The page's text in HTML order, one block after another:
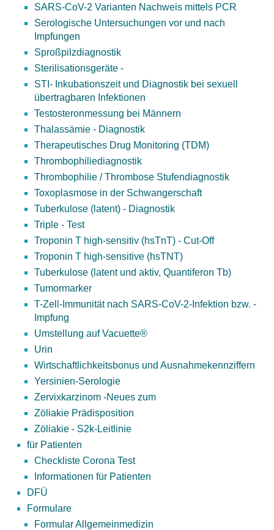
SARS-CoV-2 Varianten Nachweis mittels PCR
Serologische Untersuchungen vor und nach
Impfungen
Sproßpilzdiagnostik
Sterilisationsgeräte -
STI- Inkubationszeit und Diagnostik bei sexuell
übertragbaren Infektionen
Testosteronmessung bei Männern
Thalassämie - Diagnostik
Therapeutisches Drug Monitoring (TDM)
Thrombophiliediagnostik
Thrombophilie / Thrombose Stufendiagnostik
Toxoplasmose in der Schwangerschaft
Tuberkulose (latent) - Diagnostik
Triple - Test
Troponin T high-sensitiv (hsTnT) - Cut-Off
Troponin T high-sensitive (hsTNT)
Tuberkulose (latent und aktiv, Quantiferon Tb)
Tumormarker
T-Zell-Immunität nach SARS-CoV-2-Infektion bzw. -
Impfung
Umstellung auf Vacuette®
Urin
Wirtschaftlichkeitsbonus und Ausnahmekennziffern
Yersinien-Serologie
Zervixkarzinom -Neues zum
Zöliakie Prädisposition
Zöliakie - S2k-Leitlinie
für Patienten
Checkliste Corona Test
Informationen für Patienten
DFÜ
Formulare
Formular Allgemeinmedizin